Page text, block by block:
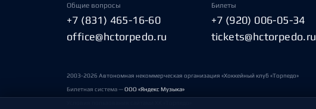
Общие вопросы
+7 (831) 465-16-60
office@hctorpedo.ru
Билеты
+7 (920) 006-05-34
tickets@hctorpedo.ru
2003-2026 Автономная некоммерческая организация «Хоккейный клуб «Торпедо»
Билетная система —ООО «Яндекс Музыка»